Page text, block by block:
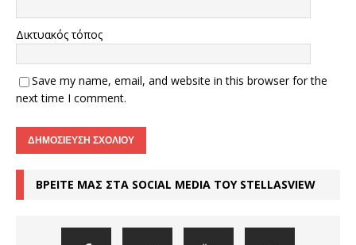
Δικτυακός τόπος
Save my name, email, and website in this browser for the
next time I comment.
ΒΡΕΙΤΕ ΜΑΣ ΣΤΑ SOCIAL MEDIA ΤΟΥ STELLASVIEW